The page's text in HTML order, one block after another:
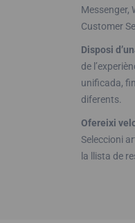
Messenger,
Customer
Disposi
de
unificada,
diferents.
Ofereixi
Seleccioni
la llista de